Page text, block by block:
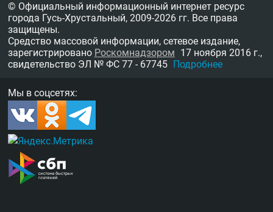
© Официальный информационный интернет ресурс
города Гусь-Хрустальный, 2009-2026 гг. Все права
защищены.
Средство массовой информации, сетевое издание,
зарегистрировано Роскомнадзором 17 ноября 2016 г.,
свидетельство ЭЛ № ФС 77 - 67745 Подробнее
Мы в соцсетях: